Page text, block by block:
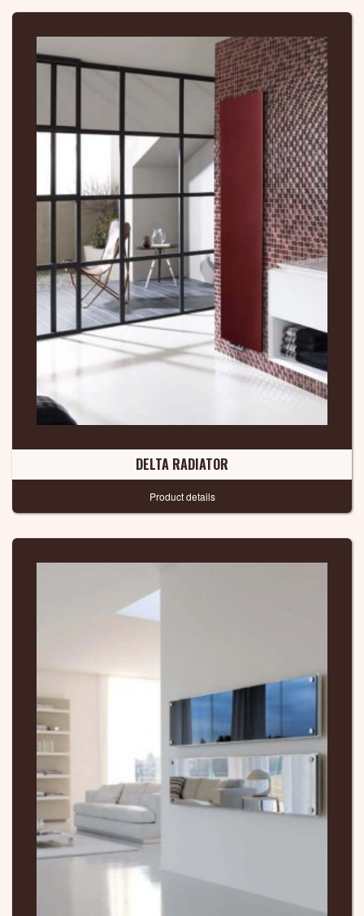
DELTA RADIATOR
Product details